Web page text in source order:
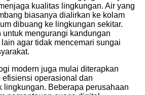
kualitas lingkungan. Air yang
biasanya dialirkan ke kolam
dibuang ke lingkungan sekitar.
untuk mengurangi kandungan
lain agar tidak mencemari sungai
modern juga mulai diterapkan
efisiensi operasional dan
lingkungan. Beberapa perusahaan